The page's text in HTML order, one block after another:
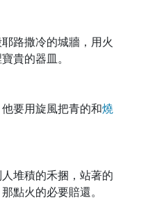
路撒冷的城牆，用火
貴的器皿。
要用旋風把青的和燒
堆積的禾捆，站著的
點火的必要賠還。